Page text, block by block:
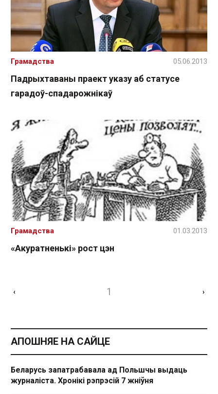
Падрыхтаваны праект указу аб статусе
гарадоў-спадарожнікаў
Грамадства 05.06.2013
«Акуратненькі» рост цэн
Грамадства 01.03.2013
‹ 1 ›
АПОШНЯЕ НА САЙЦЕ
Беларусь запатрабавала ад Польшчы выдаць
журналіста. Хронікі рэпрэсій 7 жніўня